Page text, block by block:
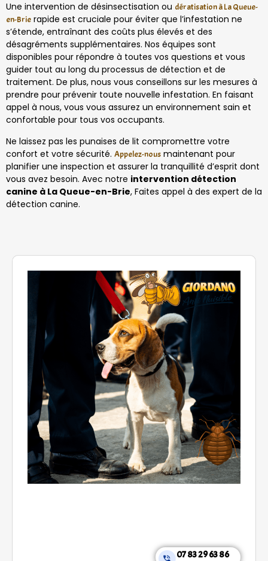
Une intervention de désinsectisation ou dératisation à La Queue-
en-Brie rapide est cruciale pour éviter que l’infestation ne
s’étende, entraînant des coûts plus élevés et des
désagréments supplémentaires. Nos équipes sont
disponibles pour répondre à toutes vos questions et vous
guider tout au long du processus de détection et de
traitement. De plus, nous vous conseillons sur les mesures à
prendre pour prévenir toute nouvelle infestation. En faisant
appel à nous, vous vous assurez un environnement sain et
confortable pour tous vos occupants.
Ne laissez pas les punaises de lit compromettre votre
confort et votre sécurité. Appelez-nous maintenant pour
planifier une inspection et assurer la tranquillité d’esprit dont
vous avez besoin. Avec notre intervention détection
canine à La Queue-en-Brie, Faites appel à des expert de la
détection canine.
07 83 29 63 86